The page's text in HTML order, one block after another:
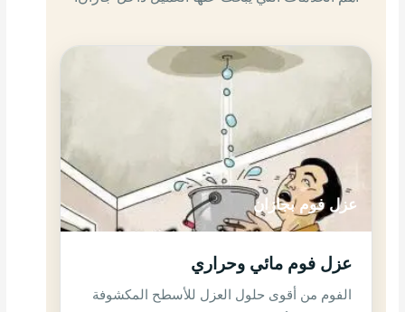
عزل فوم بجازان
عزل فوم مائي وحراري
الفوم من أقوى حلول العزل للأسطح المكشوفة